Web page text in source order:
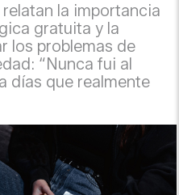
la importancia
gratuita y la
los problemas de
“Nunca fui al
días que realmente